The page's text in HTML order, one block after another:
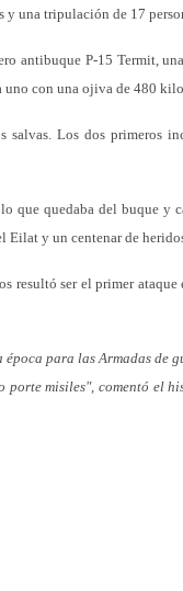
y una tripulación de 17
antibuque P-15 Termit,
uno con una ojiva de 480
salvas. Los dos primeros
que quedaba del buque
Eilat y un centenar de
resultó ser el primer
para las Armadas de
porte misiles", comentó el